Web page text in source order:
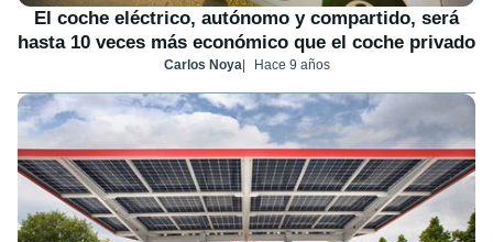
El coche eléctrico, autónomo y compartido, será
hasta 10 veces más económico que el coche privado
Carlos Noya Hace 9 años